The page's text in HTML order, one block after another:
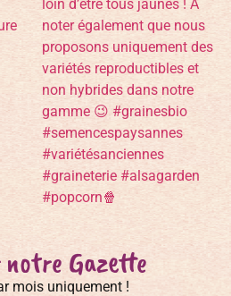
notre Gazette
mois uniquement !